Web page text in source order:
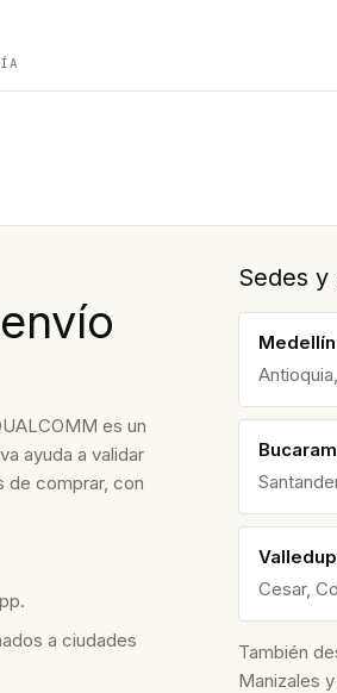
es un
ayuda a validar
de comprar, con
a ciudades
Sedes y
Medellín
Cesar,
También
Manizales